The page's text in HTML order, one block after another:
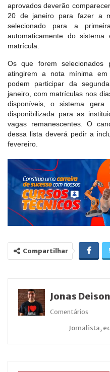
aprovados deverão
20 de janeiro para fazer a
selecionado para a
automaticamente do
matrícula.
Os que forem
atingirem a nota mínima em
podem participar da
janeiro, com matrículas nos
disponíveis, o sistema
disponibilizada para as
vagas remanescentes. O
dessa lista deverá pedir a
fevereiro.
Compartilhar
Jonas Deison
Comentários
Jornalista,